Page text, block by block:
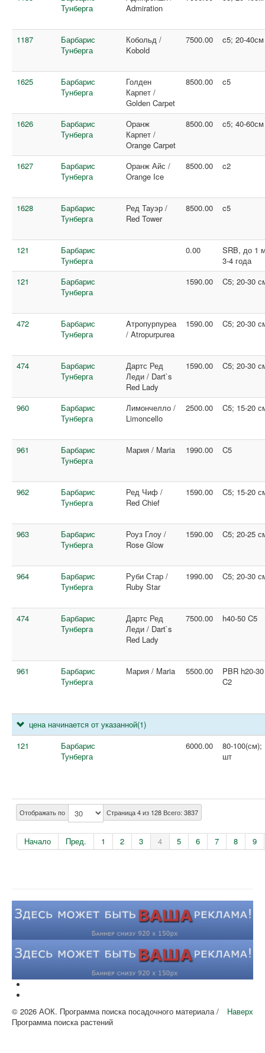
Отображать по Страница 4 из 128 Всего: 3837
Начало Пред. 1 2 3 4 5 6 7 8 9
Тунберга
Admiration
1187
Барбарис
Тунберга
Кобольд /
Kobold
7500.00 c5; 20-40см
1625
Барбарис
Тунберга
Голден
Карпет /
Golden Carpet
8500.00 c5
1626
Барбарис
Тунберга
Оранж
Карпет /
Orange Carpet
8500.00 c5; 40-60см
1627
Барбарис
Тунберга
Оранж Айс /
Orange Ice
8500.00 c2
1628
Барбарис
Тунберга
Ред Тауэр /
Red Tower
8500.00 c5
121
Барбарис
Тунберга
0.00
SRB, до 1
3-4 года
121
Барбарис
Тунберга
1590.00 C5; 20-30
472
Барбарис
Тунберга
Aтропурпуреа
/ Atropurpurea
1590.00 C5; 20-30
474
Барбарис
Тунберга
Дартс Ред
Леди / Dart`s
Red Lady
1590.00 C5; 20-30
960
Барбарис
Тунберга
Лимончелло /
Limoncello
2500.00 C5; 15-20
961
Барбарис
Тунберга
Мария / Maria 1990.00 C5
962
Барбарис
Тунберга
Ред Чиф /
Red Chief
1590.00 C5; 15-20
963
Барбарис
Тунберга
Роуз Глоу /
Rose Glow
1590.00 C5; 20-25
964
Барбарис
Тунберга
Руби Стар /
Ruby Star
1990.00 C5; 20-30
474
Барбарис
Тунберга
Дартс Ред
Леди / Dart`s
Red Lady
7500.00 h40-50 C5
961
Барбарис
Тунберга
Мария / Maria 5500.00
PBR h20-30
C2
цена начинается от указанной(1)
121
Барбарис
Тунберга
6000.00
80-100(см);
шт
Наверх
© 2026 АОК. Программа поиска посадочного материала /
Программа поиска растений